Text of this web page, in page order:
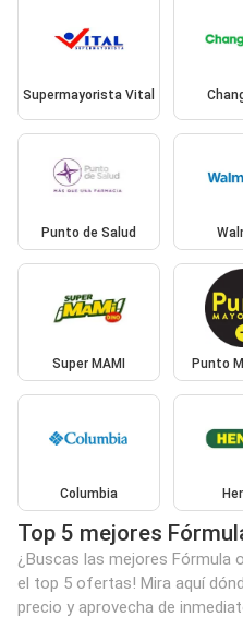
Supermayorista Vital
Punto de Salud
Super MAMI Punto
Columbia
Top 5 mejores
¿Buscas las mejores Fórmula
el top 5 ofertas! Mira aquí
precio y aprovecha de